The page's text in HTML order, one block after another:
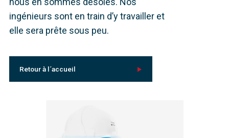
ingénieurs sont en train d’y travailler et
elle sera prête sous peu.
Retour à l´accueil